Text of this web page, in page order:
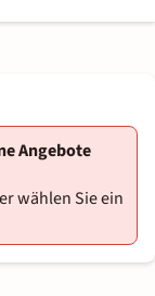
Angebote
wählen Sie ein